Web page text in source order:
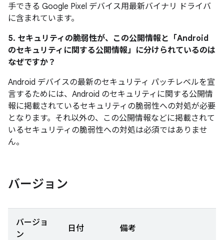
手できる Google Pixel デバイス用最新バイナリ ドライバ
に含まれています。
5. セキュリティの脆弱性が、この公開情報と「Android
のセキュリティに関する公開情報」に分けられているのは
なぜですか？
Android デバイスの最新のセキュリティ パッチレベルを宣
言するためには、Android のセキュリティに関する公開情
報に掲載されているセキュリティの脆弱性への対処が必要
となります。それ以外の、この公開情報などに掲載されて
いるセキュリティの脆弱性への対処は必須ではありませ
ん。
バージョン
バージョ
ン
日付 備考